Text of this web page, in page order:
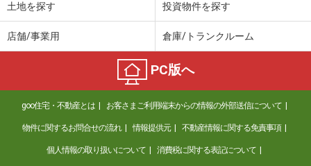
土地を探す 投資物件を探す
店舗/事業用 倉庫/トランクルーム
PC版へ
goo住宅・不動産とは お客さまご利用端末からの情報の外部送信について
物件に関するお問合せの流れ 情報提供元 不動産情報に関する免責事項
個人情報の取り扱いについて 消費税に関する表記について